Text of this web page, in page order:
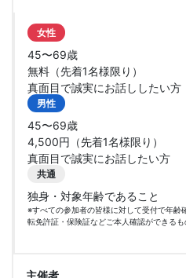
女性
45〜69歳
無料（先着1名様限り）
真面目で誠実にお話ししたい方
男性
45〜69歳
4,500円（先着1名様限り）
真面目で誠実にお話したい方
共通
独身・対象年齢であること
※すべての参加者の皆様に対して受付で年齢
転免許証・保険証などご本人確認ができるも
主催者